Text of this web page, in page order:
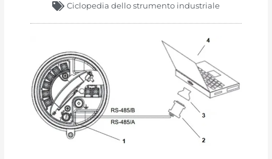
Ciclopedia dello strumento industriale